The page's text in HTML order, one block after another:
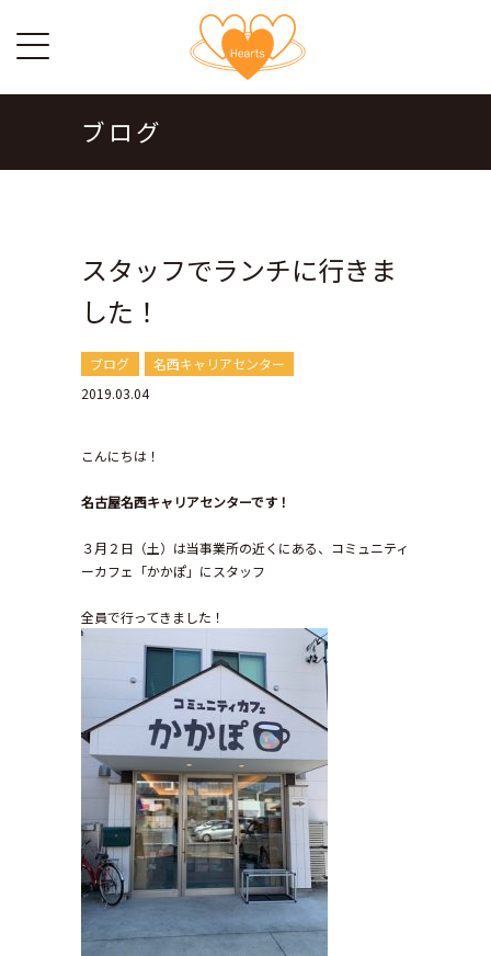
ブログ
スタッフでランチに行きま
した！
ブログ
名西キャリアセンター
2019.03.04
こんにちは！
名古屋名西キャリアセンターです！
３月２日（土）は当事業所の近くにある、コミュニティ
ーカフェ「かかぽ」にスタッフ
全員で行ってきました！